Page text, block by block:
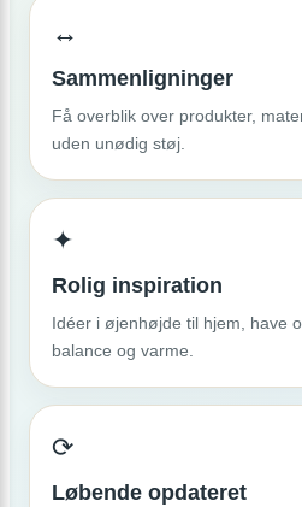
↔
Sammenligninger
Få overblik over produkter,
uden unødig støj.
✦
Rolig inspiration
Idéer i øjenhøjde til hjem, have
balance og varme.
⟳
Løbende opdateret